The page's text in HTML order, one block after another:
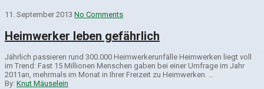
11. September 2013 No Comments
Heimwerker leben gefährlich
Jährlich passieren rund 300.000 Heimwerkerunfälle Heimwerken liegt voll
im Trend: Fast 15 Millionen Menschen gaben bei einer Umfrage im Jahr
2011an, mehrmals im Monat in Ihrer Freizeit zu Heimwerken. …
By: Knut Mäuselein